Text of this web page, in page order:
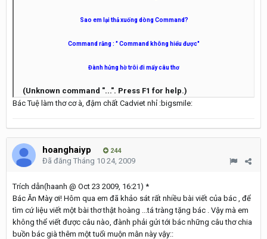
Sao em lại thả xuống dòng Command?
Command rằng : " Command không hiểu được"
Đành hửng hờ trôi đi mấy câu thơ
(Unknown command "...". Press F1 for help.)
Bác Tuệ làm thơ cơ à, đậm chất Cadviet nhỉ :bigsmile:
hoanghaiyp 244
Đã đăng Tháng 10 24, 2009
Trích dẫn(haanh @ Oct 23 2009, 16:21) *
Bác Ăn Mày ơi! Hôm qua em đã khảo sát rất nhiều bài viết của bác , để
tìm cứ liệu viết một bài thơ thật hoàng ...tá tràng tặng bác . Vậy mà em
không thể viết được câu nào, đành phải gửi tới bác những câu thơ chia
buồn bác già thêm một tuổi muộn mằn này vậy::